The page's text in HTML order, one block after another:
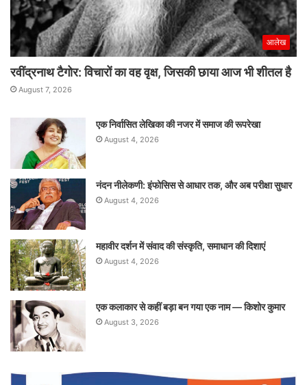
आलेख
रवींद्रनाथ टैगोर: विचारों का वह वृक्ष, जिसकी छाया आज भी शीतल है
August 7, 2026
एक निर्वासित लेखिका की नजर में समाज की रूपरेखा
August 4, 2026
नंदन नीलेकणी: इंफोसिस से आधार तक, और अब परीक्षा सुधार
August 4, 2026
महावीर दर्शन में संवाद की संस्कृति, समाधान की दिशाएं
August 4, 2026
एक कलाकार से कहीं बड़ा बन गया एक नाम — किशोर कुमार
August 3, 2026